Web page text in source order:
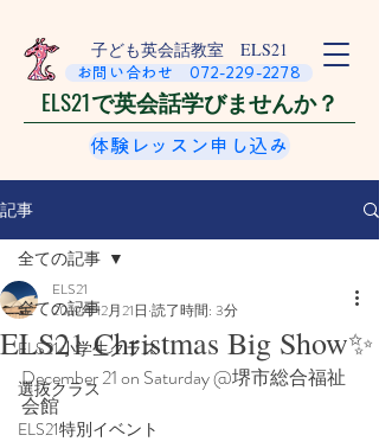
​子ども英会話教室 ELS21
お問い合わせ 072-229-2278
ELS21で英会話学びませんか？
体験レッスン申し込み
記事
全ての記事
ELS21小学生クラス
選抜クラス
ELS21特別イベント
全ての記事
ELS21 Christmas Big Show✨
ELS21
2019年12月21日 読了時間: 3分
December 21 on Saturday @堺市総合福祉
会館